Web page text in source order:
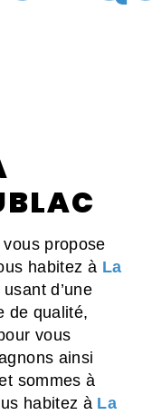
vous propose
habitez à La
d’une
de qualité,
vous
ainsi
sommes à
habitez à La